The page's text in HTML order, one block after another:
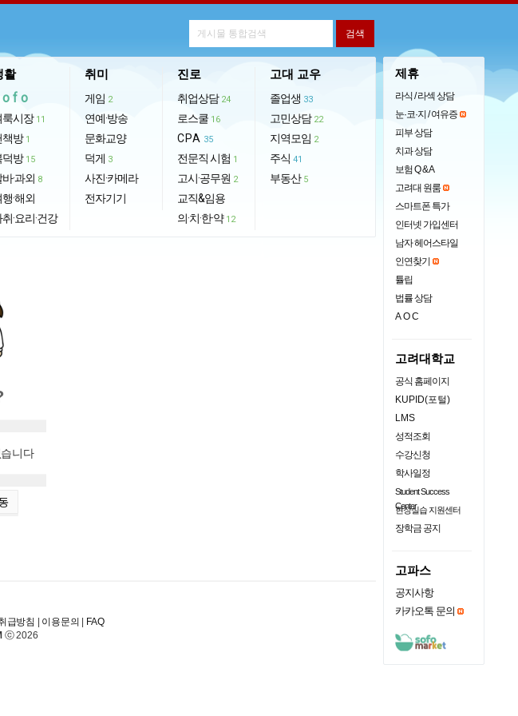
활
룩시장 11
책방 1
덕방 15
·과외 8
·해외
·요리·건강
취미
게임 2
연예·방송
문화교양
덕게 3
사진·카메라
전자기기
진로
취업상담 24
로스쿨 16
CPA 35
전문직 시험 1
고시·공무원 2
교직&임용
의·치·한·약 12
고대 교우
졸업생 33
고민상담 22
지역모임 2
주식 41
부동산 5
니다
제휴
라식 / 라섹 상담
눈·코·지 / 여유증
피부 상담
치과 상담
보험 Q & A
고려대 원룸
스마트폰 특가
인터넷 가입센터
남자 헤어스타일
인연찾기
튤립
법률 상담
AOC
고려대학교
공식 홈페이지
KUPID(포털)
LMS
성적조회
수강신청
학사일정
Student Success
Center
현장실습 지원센터
장학금 공지
고파스
공지사항
카카오톡 문의
급방침 이용문의
FAQ
ⓒ 2026